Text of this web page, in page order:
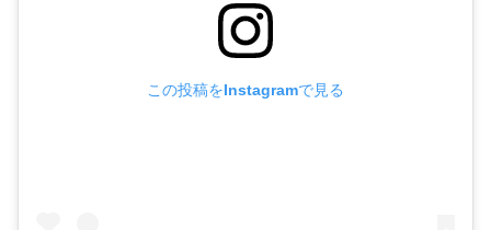
この投稿をInstagramで見る